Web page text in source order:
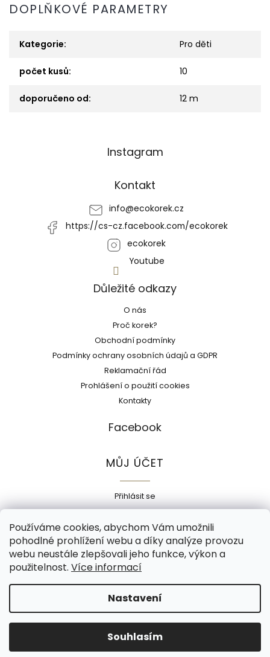
Používáme cookies, abychom Vám umožnili
pohodlné prohlížení webu a díky analýze provozu
webu neustále zlepšovali jeho funkce, výkon a
použitelnost. Více informací
Nastavení
Souhlasím
DOPLŇKOVÉ PARAMETRY
Kategorie: Pro děti
počet kusů: 10
doporučeno od: 12 m
Instagram
Kontakt
info@ecokorek.cz
https://cs-cz.facebook.com/ecokorek
ecokorek
Youtube
Důležité odkazy
O nás
Proč korek?
Obchodní podmínky
Podmínky ochrany osobních údajů a GDPR
Reklamační řád
Prohlášení o použití cookies
Kontakty
Facebook
MŮJ ÚČET
Přihlásit se
Registrace
Historie objednávek
Adresy
Odhlásit se
Vytvořil Shoptet
Ecokorek. Všechna práva vyhrazena.